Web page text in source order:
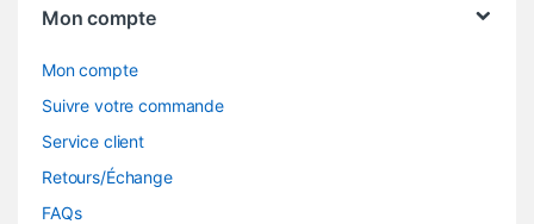
Mon compte
Mon compte
Suivre votre commande
Service client
Retours/Échange
FAQs